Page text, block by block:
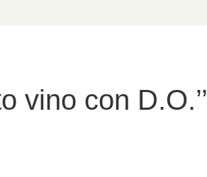
vino con D.O.’’